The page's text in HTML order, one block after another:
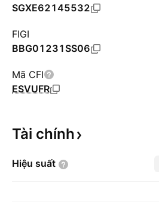
SGXE62145532
FIGI
BBG01231SS06
Mã CFI
ESVUFR
Tài chính
Hiệu suất